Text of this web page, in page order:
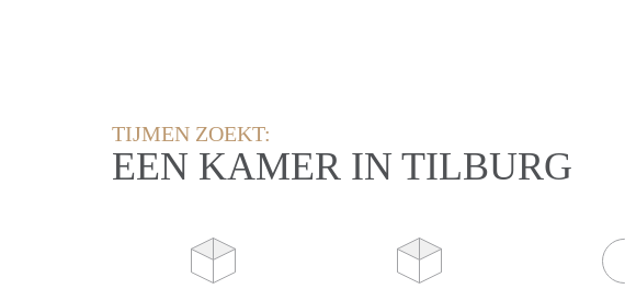
TIJMEN ZOEKT:
EEN KAMER IN TILBURG